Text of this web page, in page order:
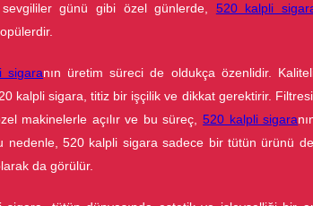
günü gibi özel günlerde, 520 kalpli
sigaranın üretim süreci de oldukça özenlidir.
kalpli sigara, titiz bir işçilik ve dikkat gerektirir.
makinelerle açılır ve bu süreç,520 kalpli sigara
nedenle, 520 kalpli sigara sadece bir tütün ürünü
da görülür.